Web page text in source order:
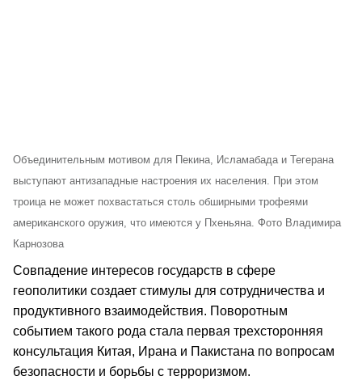
Объединительным мотивом для Пекина, Исламабада и Тегерана
выступают антизападные настроения их населения. При этом
троица не может похвастаться столь обширными трофеями
американского оружия, что имеются у Пхеньяна. Фото Владимира
Карнозова
Совпадение интересов государств в сфере
геополитики создает стимулы для сотрудничества и
продуктивного взаимодействия. Поворотным
событием такого рода стала первая трехсторонняя
консультация Китая, Ирана и Пакистана по вопросам
безопасности и борьбы с терроризмом.